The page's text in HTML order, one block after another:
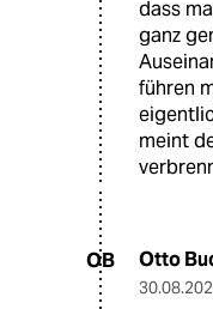
dass
ganz
führen
meint
OB Otto